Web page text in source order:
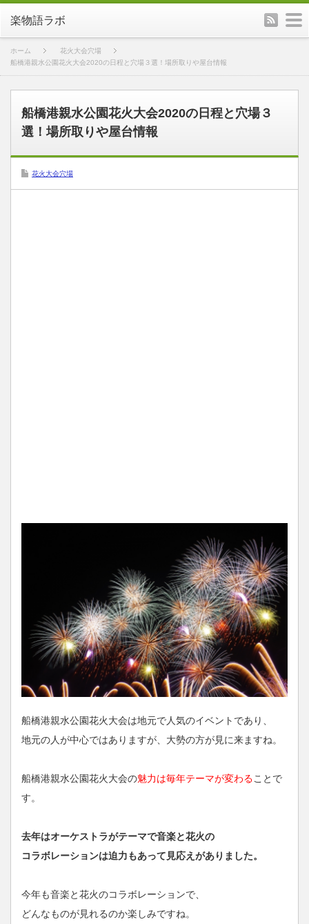
楽物語ラボ rss
ホーム
花火大会穴場
船橋港親水公園花火大会2020の日程と穴場３選！場所取りや屋台情報
船橋港親水公園花火大会2020の日程と穴場３
選！場所取りや屋台情報
花火大会穴場
船橋港親水公園花火大会は地元で人気のイベントであり、
地元の人が中心ではありますが、大勢の方が見に来ますね。
船橋港親水公園花火大会の魅力は毎年テーマが変わることで
す。
去年はオーケストラがテーマで音楽と花火の
コラボレーションは迫力もあって見応えがありました。
今年も音楽と花火のコラボレーションで、
どんなものが見れるのか楽しみですね。